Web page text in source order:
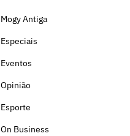
Mogy Antiga
Especiais
Eventos
Opinião
Esporte
On Business